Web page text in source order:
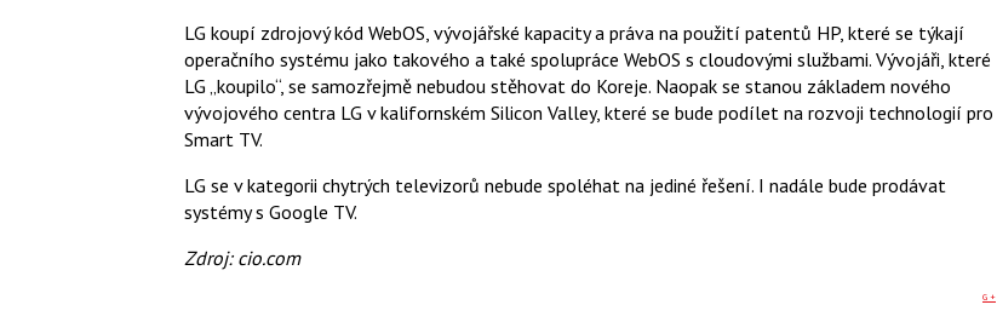
LG koupí zdrojový kód WebOS, vývojářské kapacity a práva na použití patentů HP, které se týkají
operačního systému jako takového a také spolupráce WebOS s cloudovými službami. Vývojáři, které
LG „koupilo“, se samozřejmě nebudou stěhovat do Koreje. Naopak se stanou základem nového
vývojového centra LG v kalifornském Silicon Valley, které se bude podílet na rozvoji technologií pro
Smart TV.
LG se v kategorii chytrých televizorů nebude spoléhat na jediné řešení. I nadále bude prodávat
systémy s Google TV.
Zdroj: cio.com
G +